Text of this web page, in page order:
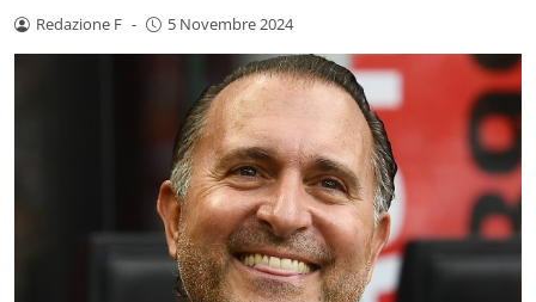
Redazione F - 5 Novembre 2024